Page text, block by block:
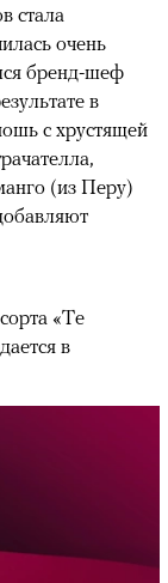
стала
очень
бренд-шеф
в
с хрустящей
(из Перу)
«Те
в